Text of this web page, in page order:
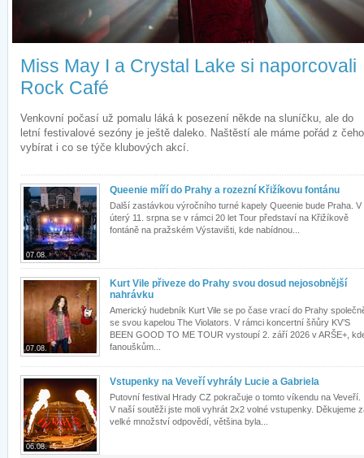
Miss May I a Crystal Lake si naporcovali
Rock Café
Venkovní počasí už pomalu láká k posezení někde na sluníčku, ale do
letní festivalové sezóny je ještě daleko. Naštěstí ale máme pořád z čeho
vybírat i co se týče klubových akcí.
07.08.
Queenie míří do Prahy a rozezní Křižíkovu fontánu
Další zastávkou výročního turné kapely Queenie bude Praha. V
úterý 11. srpna se v rámci 20 let Tour představí na Křižíkově
fontáně na pražském Výstavišti, kde nabídnou...
07.08.
Kurt Vile přiveze do Prahy svou dosud nejosobnější
nahrávku
Americký hudebník Kurt Vile se po čase vrací do Prahy
se svou kapelou The Violators. V rámci koncertní šňůry KV’S
BEEN GOOD TO ME TOUR vystoupí 2. září 2026 v ARŠE+,
fanouškům...
06.08.
Vstupenky na Veveří vyhrály Lucie a Gabriela
Putovní festival Hrady CZ pokračuje o tomto víkendu na Veveří.
V naší soutěži jste moli vyhrát 2x2 volné vstupenky. Děkujeme
velké množství odpovědí, většina byla...